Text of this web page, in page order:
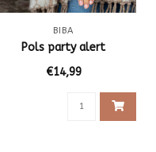
BIBA
Pols party alert
€14,99